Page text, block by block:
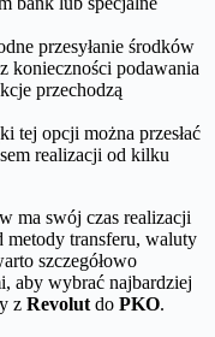
przesyłanie środków
konieczności podawania
przechodzą
tej opcji można przesłać
realizacji od kilku
ma swój czas realizacji
metody transferu, waluty
szczegółowo
aby wybrać najbardziej
z Revolutdo PKO.